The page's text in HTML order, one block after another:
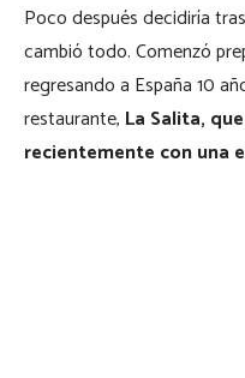
Poco después decidiría
cambió todo. Comenzó
regresando a España 10
restaurante, La Salita,
recientemente con una